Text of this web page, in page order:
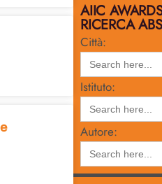
AIIC
RICERCA
Città:
Search
for:
Istituto:
Search
for:
Autore:
Search
for: